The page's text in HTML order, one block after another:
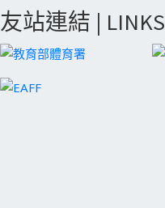
友站連結 | LINKS